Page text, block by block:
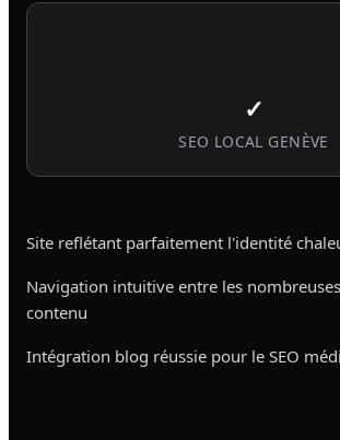
✓
SEO LOCAL GENÈVE
Site reflétant parfaitement l'identité
Navigation intuitive entre les
contenu
Intégration blog réussie pour le SEO